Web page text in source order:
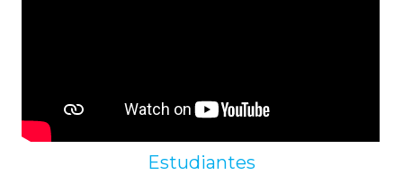
Estudiantes